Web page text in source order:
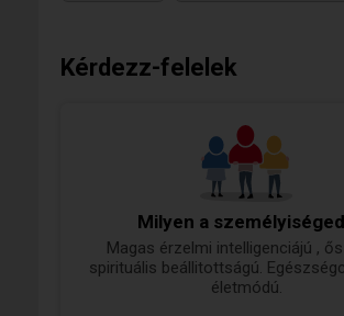
Kérdezz-felelek
Milyen a
Magas érzelmi intelligenciájú ,
spirituális beállitottságú.
életmódú.